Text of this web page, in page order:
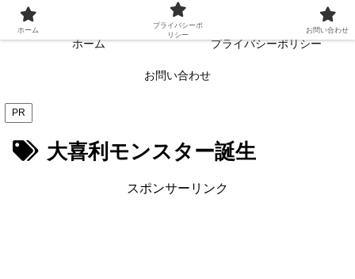
常に読者目線・読者ファーストを目指す!!
ホーム プライバシーポリシー
お問い合わせ
PR
大喜利モンスター誕生
スポンサーリンク
ホーム
プライバシーポ
リシー
お問い合わせ